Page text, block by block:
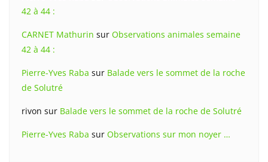
42 à 44 :
CARNET Mathurin sur Observations animales semaine
42 à 44 :
Pierre-Yves Raba sur Balade vers le sommet de la roche
de Solutré
rivon sur Balade vers le sommet de la roche de Solutré
Pierre-Yves Raba sur Observations sur mon noyer …